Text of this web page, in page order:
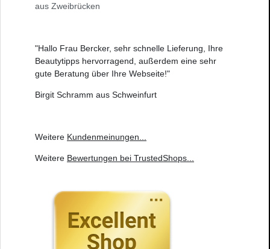
aus Zweibrücken
"Hallo Frau Bercker, sehr schnelle Lieferung, Ihre
Beautytipps hervorragend, außerdem eine sehr
gute Beratung über Ihre Webseite!"
Birgit Schramm aus Schweinfurt
Weitere Kundenmeinungen
Weitere Bewertungen bei TrustedShops